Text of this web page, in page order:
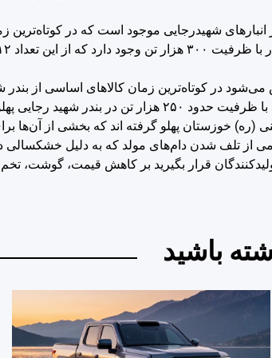
انبارهای شهیدرجایی موجود است که در
در کوتاه‌ترین زمان کالاهای اساسی از بندر
وی با اشاره به اینکه چهار کشتی حامل نهاده‌های دامی با
از تلف شدن دام‌های مولد که به دلیل
قرار بگیرید بر کاهش قیمت، گوشت،
باشید